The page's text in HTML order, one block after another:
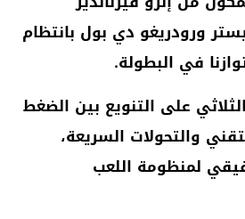
ورودريغو دي بول بانتظام
في البطولة.
على التنويع بين الضغط
والتحولات السريعة،
لمنظومة اللعب